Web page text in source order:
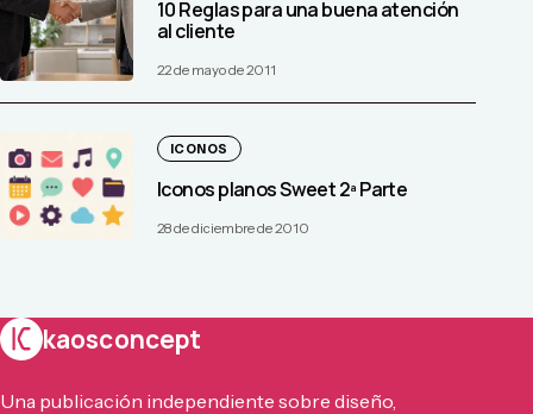
10 Reglas para una buena atención
al cliente
22 de mayo de 2011
ICONOS
Iconos planos Sweet 2ª Parte
28 de diciembre de 2010
kaosconcept
Una publicación independiente sobre diseño,